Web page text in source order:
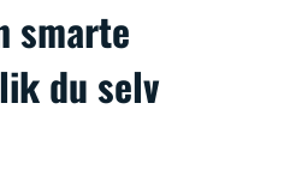
smarte
du selv